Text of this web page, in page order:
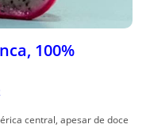
100%
central, apesar de doce